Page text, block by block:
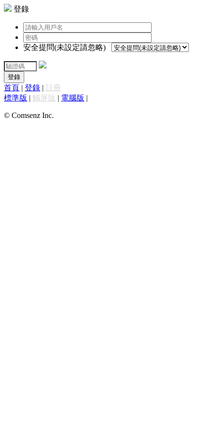
登錄
安全提問(未設定請忽略)
登錄
首頁 | 登錄 | 註冊
標準版 | 觸屏版 | 電腦版 |
© Comsenz Inc.